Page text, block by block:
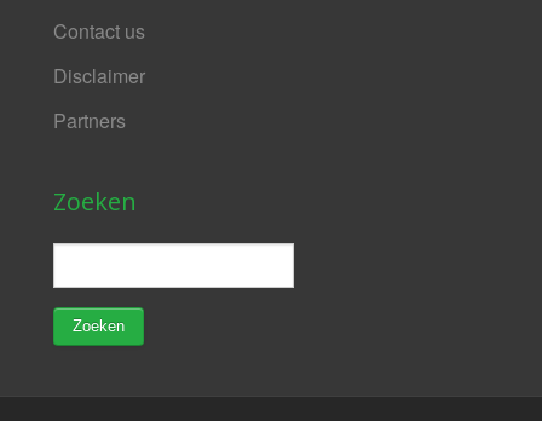
Contact us
Disclaimer
Partners
Zoeken